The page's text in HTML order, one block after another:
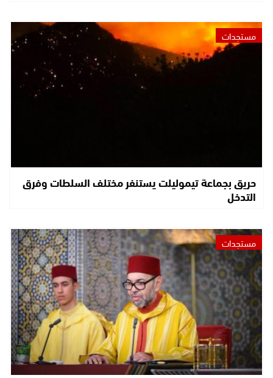
مستجدات
حريق بجماعة تيموليلت يستنفر مختلف السلطات وفرق
التدخل
مستجدات